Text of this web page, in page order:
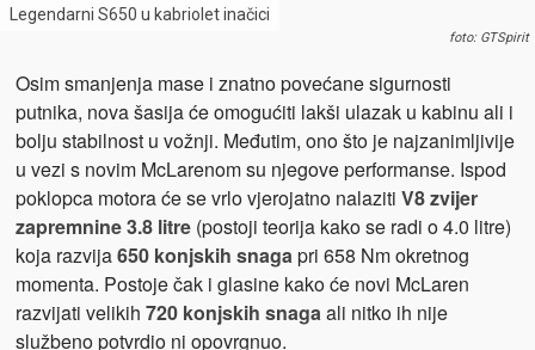
Legendarni S650 u kabriolet inačici
foto: GTSpirit
Osim smanjenja mase i znatno povećane sigurnosti
putnika, nova šasija će omogućiti lakši ulazak u kabinu ali i
bolju stabilnost u vožnji. Međutim, ono što je najzanimljivije
u vezi s novim McLarenom su njegove performanse. Ispod
poklopca motora će se vrlo vjerojatno nalaziti V8 zvijer
zapremnine 3.8 litre(postoji teorija kako se radi o 4.0 litre)
koja razvija650 konjskih snagapri 658 Nm okretnog
momenta. Postoje čak i glasine kako će novi McLaren
razvijati velikih 720 konjskih snagaali nitko ih nije
službeno potvrdio ni opovrgnuo.